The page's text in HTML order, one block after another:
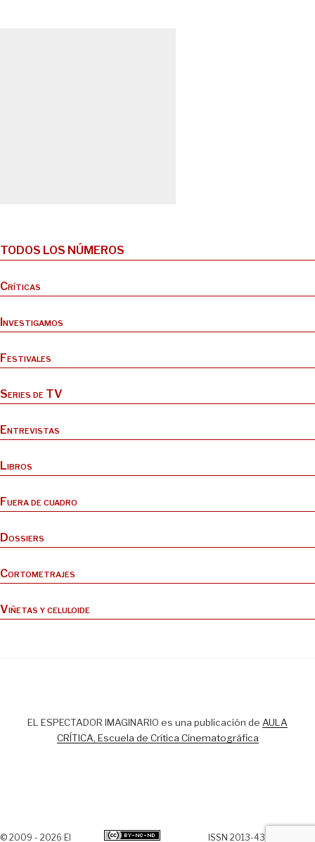
TODOS LOS NÚMEROS
Críticas
Investigamos
Festivales
Series de TV
Entrevistas
Libros
Fuera de cuadro
Dossiers
Cortometrajes
Viñetas y celuloide
EL ESPECTADOR IMAGINARIO es una publicación de AULA
CRÍTICA, Escuela de Crítica Cinematográfica
© 2009 - 2026 El ISSN 2013-438X